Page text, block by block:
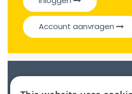
Account aanvragen